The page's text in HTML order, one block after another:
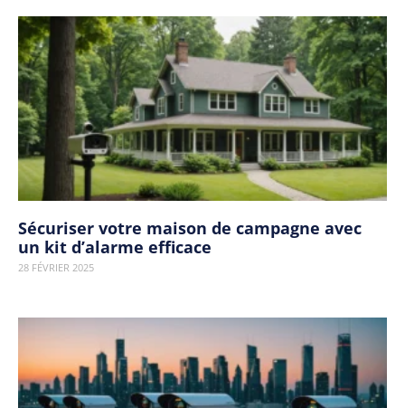
Sécuriser votre maison de campagne avec
un kit d’alarme efficace
28 FÉVRIER 2025